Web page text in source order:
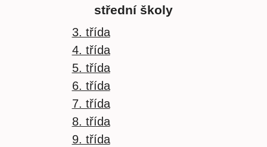
střední školy
3. třída
4. třída
5. třída
6. třída
7. třída
8. třída
9. třída